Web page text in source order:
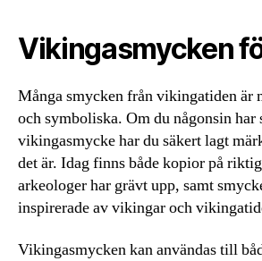
Vikingasmycken
Många smycken från vikingatiden är
och symboliska. Om du någonsin har
vikingasmycke har du säkert lagt
det är. Idag finns både kopior på
arkeologer har grävt upp, samt
inspirerade av vikingar och
Vikingasmycken kan användas till